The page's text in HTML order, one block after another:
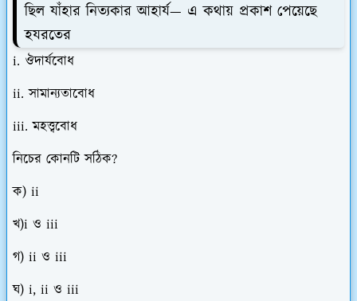
ছিল যাঁহার নিত্যকার আহার্য— এ কথায় প্রকাশ পেয়েছে
হযরতের
i. ঔদার্যবোধ
ii. সামান্যতাবোধ
iii. মহত্ত্ববোধ
নিচের কোনটি সঠিক?
ক) ii
খ)i ও iii
গ) ii ও iii
ঘ) i, ii ও iii